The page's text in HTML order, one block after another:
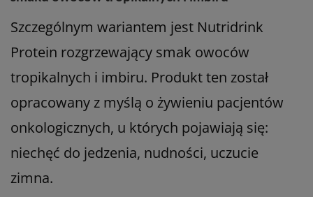
w przypadku pacjentów z wyniszczeniem
nowotworowym lub ryzykiem takiego
wyniszczenia,
u chorych na nowotwory głowy i szyi, kiedy
tradycyjna dieta jest bardzo ograniczona.
Warianty smakowe tj. rześki smak mango-
brzoskwinia lub truskawkowo-malinowy,
bywają lepiej tolerowane przy zmiany w